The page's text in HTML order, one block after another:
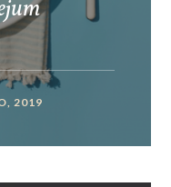
2019